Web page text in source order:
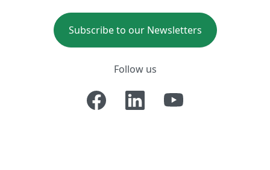
Subscribe to our Newsletters
Follow us